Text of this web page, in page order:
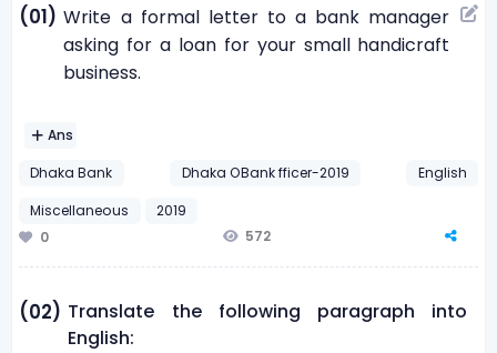
(01) Write a formal letter to a bank manager
asking for a loan for your small handicraft
business.
Ans
Dhaka Bank
Dhaka OBank fficer-2019
English
Miscellaneous
2019
0
572
(02) Translate the following paragraph into
English: